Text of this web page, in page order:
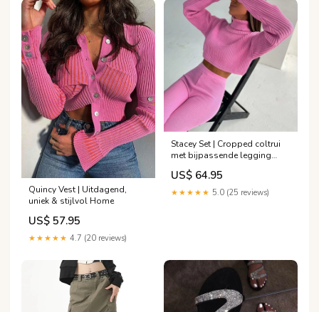
Quincy Vest | Uitdagend,
uniek & stijlvol Home
US$ 57.95
★★★★★ 4.7 (20 reviews)
Stacey Set | Cropped coltrui
met bijpassende legging
Damesoverhemden en tops
Plus-size
US$ 64.95
★★★★★ 5.0 (25 reviews)